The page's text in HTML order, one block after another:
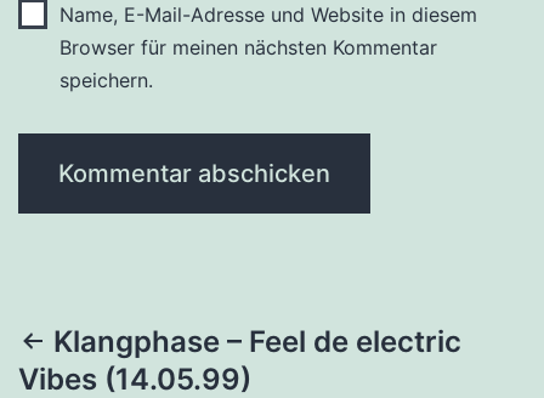
Name, E-Mail-Adresse und Website in diesem
Browser für meinen nächsten Kommentar
speichern.
Beitragsnavigation
Klangphase – Feel de electric
Vibes (14.05.99)